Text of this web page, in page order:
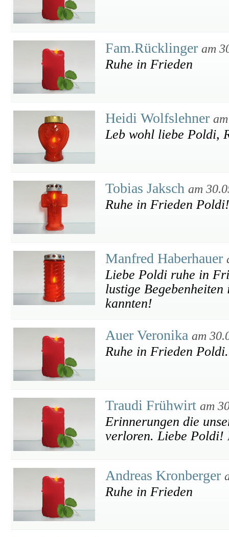
Fam.Rücklinger am
Ruhe in Frieden
Heidi Wolfslehner
Leb wohl liebe Poldi,
Tobias Jaksch am
Ruhe in Frieden Poldi!
Manfred Haberhauer
Liebe Poldi ruhe in
lustige
kannten!
Auer Veronika am
Ruhe in Frieden Poldi.
Traudi Frühwirt am
Erinnerungen die
verloren. Liebe Poldi!
Andreas Kronberger
Ruhe in Frieden